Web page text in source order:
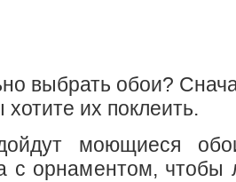
выбрать обои?
хотите их поклеить.
моющиеся
с орнаментом, чтобы